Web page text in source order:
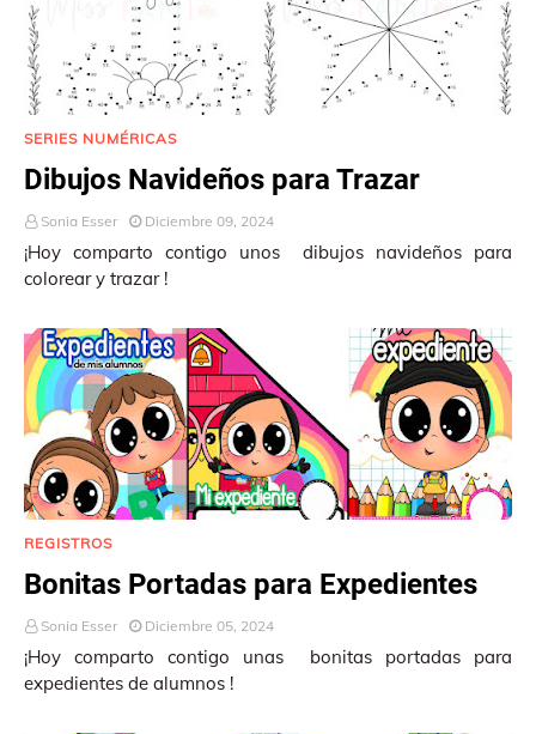
SERIES NUMÉRICAS
Dibujos Navideños para Trazar
Sonia Esser Diciembre 09, 2024
¡Hoy comparto contigo unos dibujos navideños para
colorear y trazar !
REGISTROS
Bonitas Portadas para Expedientes
Sonia Esser Diciembre 05, 2024
¡Hoy comparto contigo unas bonitas portadas para
expedientes de alumnos !